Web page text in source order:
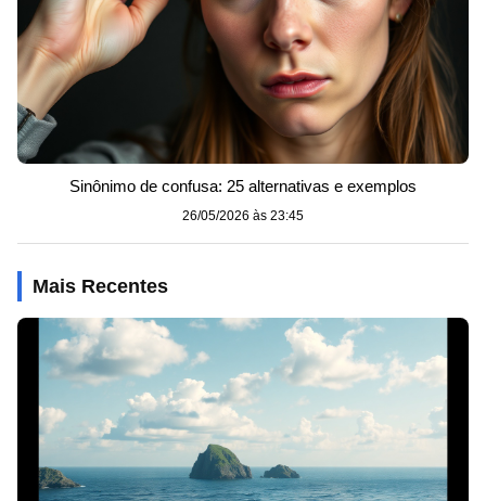
Sinônimo de confusa: 25 alternativas e exemplos
26/05/2026 às 23:45
Mais Recentes